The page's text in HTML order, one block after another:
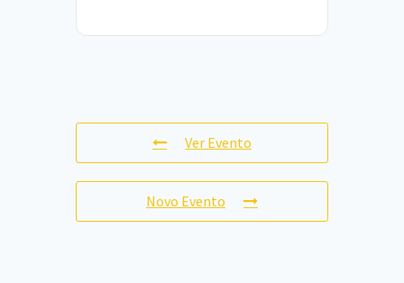
Ver Evento
Novo Evento